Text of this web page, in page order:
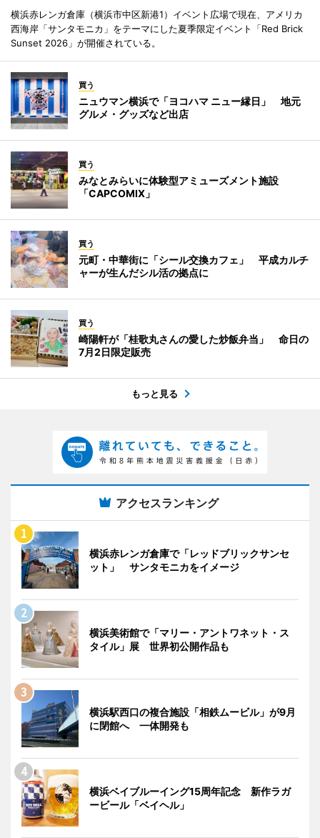
横浜赤レンガ倉庫（横浜市中区新港1）イベント広場で現在、アメリカ
西海岸「サンタモニカ」をテーマにした夏季限定イベント「Red Brick
Sunset 2026」が開催されている。
買う
ニュウマン横浜で「ヨコハマ ニュー縁日」 地元
グルメ・グッズなど出店
買う
みなとみらいに体験型アミューズメント施設
「CAPCOMIX」
買う
元町・中華街に「シール交換カフェ」 平成カルチ
ャーが生んだシル活の拠点に
買う
崎陽軒が「桂歌丸さんの愛した炒飯弁当」 命日の
7月2日限定販売
もっと見る
アクセスランキング
横浜赤レンガ倉庫で「レッドブリックサンセ
ット」 サンタモニカをイメージ
横浜美術館で「マリー・アントワネット・ス
タイル」展 世界初公開作品も
横浜駅西口の複合施設「相鉄ムービル」が9月
に閉館へ 一体開発も
横浜ベイブルーイング15周年記念 新作ラガ
ービール「ベイヘル」